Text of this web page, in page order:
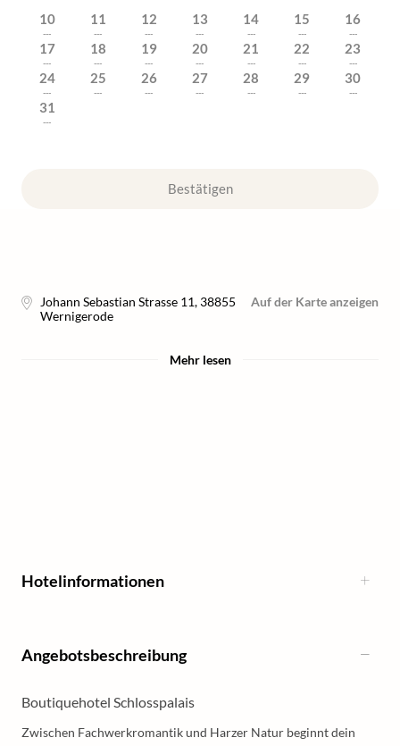
10
---
11
---
12
---
13
---
14
---
15
---
16
---
17
---
18
---
19
---
20
---
21
---
22
---
23
---
24
---
25
---
26
---
27
---
28
---
29
---
30
---
31
---
Bestätigen
Johann Sebastian Strasse 11, 38855
Wernigerode
Auf der Karte anzeigen
Mehr lesen
Hotelinformationen
Angebotsbeschreibung
Boutiquehotel Schlosspalais
Zwischen Fachwerkromantik und Harzer Natur beginnt dein